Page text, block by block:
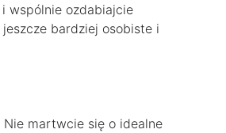
wspólnie ozdabiajcie
bardziej osobiste i
martwcie się o idealne